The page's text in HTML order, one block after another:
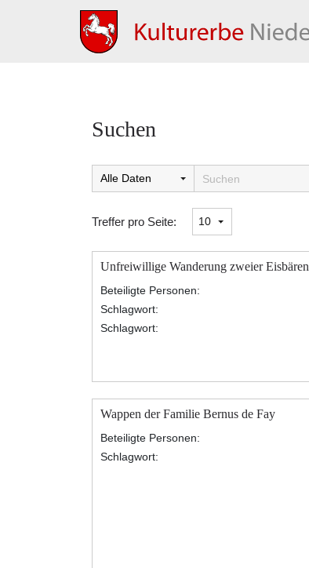
Suchen
Suchtreffer:
Treffer pro Seite:
Unfreiwillige Wanderung zweier Eisbären
Beteiligte Personen:
Schlagwort:
Schlagwort:
Wappen der Familie Bernus de Fay
Beteiligte Personen:
Schlagwort: